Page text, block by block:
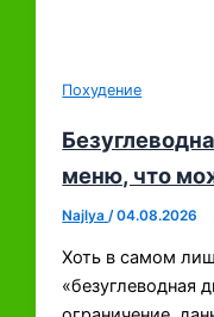
Похудение
меню, что
Najlya /04.08.2026
Хоть в самом
«безуглеводная